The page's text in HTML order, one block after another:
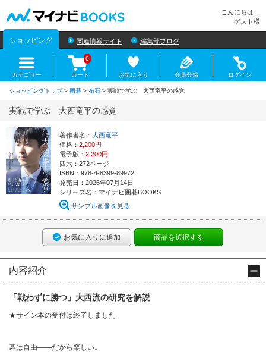
こんにちは、
ゲスト様
ショッピング 関連情報サイト 編集部ブログ
カテゴリー カート
0
お気に入り 会員登録 ログイン
ショッピングトップ> 囲碁 > 布石 > 実戦で学ぶ 大西竜平の感覚
実戦で学ぶ 大西竜平の感覚
著作者名： 大西竜平
価格： 2,200円
電子版： 2,200円
四六：272ページ
ISBN：978-4-8399-89972
発売日：2026年07月14日
シリーズ名：マイナビ囲碁BOOKS
サンプル画像を見る
お気に入りに追加 商品を選択する
内容紹介
「戦わずに勝つ」大西流の研究を解説
★サイン本の受付は終了しました
碁は自由――だから楽しい。